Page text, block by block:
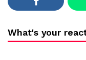
What's your